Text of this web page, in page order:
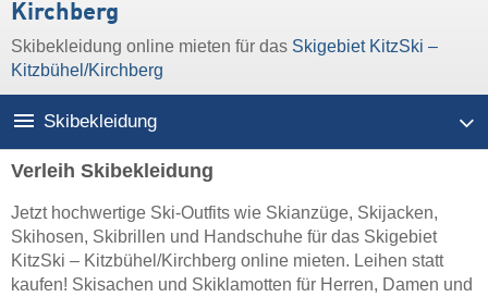
Kirchberg
Skibekleidung online mieten für das Skigebiet KitzSki –
Kitzbühel/​Kirchberg
Skibekleidung
Verleih Skibekleidung
Jetzt hochwertige Ski-Outfits wie Skianzüge, Skijacken,
Skihosen, Skibrillen und Handschuhe für das Skigebiet
KitzSki – Kitzbühel/​Kirchberg online mieten. Leihen statt
kaufen! Skisachen und Skiklamotten für Herren, Damen und